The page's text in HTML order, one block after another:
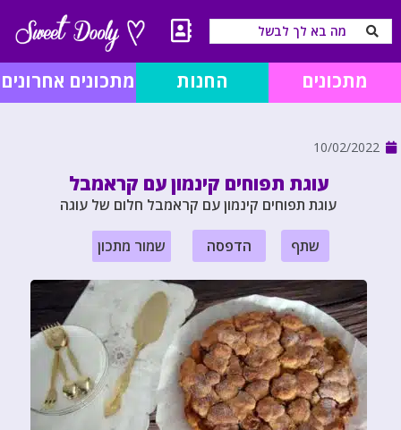
מתכונים החנות מתכונים אחרונים
10/02/2022
עוגת תפוחים קינמון עם קראמבל
עוגת תפוחים קינמון עם קראמבל חלום של עוגה
שתף הדפסה שמור מתכון